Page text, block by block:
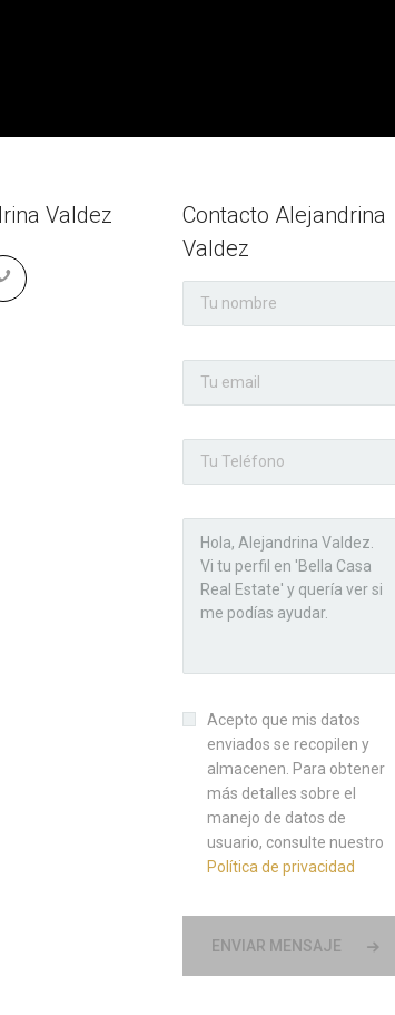
Valdez
Contacto Alejandrina
Valdez
Acepto que mis datos
enviados se recopilen y
almacenen. Para obtener
más detalles sobre el
manejo de datos de
usuario, consulte nuestro
Política de privacidad
ENVIAR MENSAJE